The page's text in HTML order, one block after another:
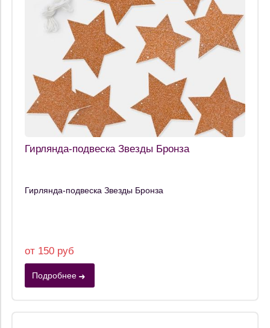
Гирлянда-подвеска Звезды Бронза
Гирлянда-подвеска Звезды Бронза
от 150 руб
Подробнее